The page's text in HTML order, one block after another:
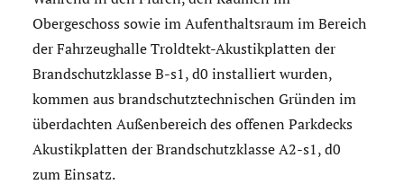
Obergeschoss sowie im Aufenthaltsraum im Bereich
der Fahrzeughalle Troldtekt-Akustikplatten der
Brandschutzklasse B-s1, d0 installiert wurden,
kommen aus brandschutztechnischen Gründen im
überdachten Außenbereich des offenen Parkdecks
Akustikplatten der Brandschutzklasse A2-s1, d0
zum Einsatz.